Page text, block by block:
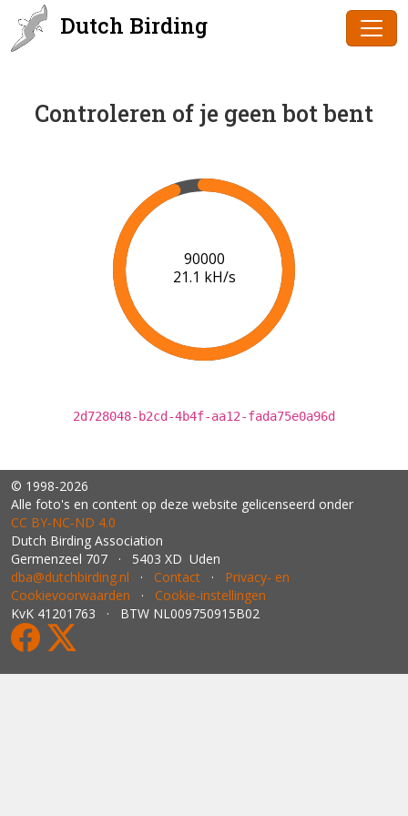
Dutch Birding
Controleren of je geen bot bent
91000
21.2 kH/s
2d728048-b2cd-4b4f-aa12-fada75e0a96d
© 1998-2026
Alle foto's en content op deze website gelicenseerd onder
CC BY‑NC‑ND 4.0
Dutch Birding Association
Germenzeel 707 · 5403 XD Uden
dba@dutchbirding.nl · Contact · Privacy- en
Cookievoorwaarden · Cookie-instellingen
KvK 41201763 · BTW NL009750915B02